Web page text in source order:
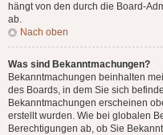
hängt von den durch die Board-
ab.
Nach oben
Was sind Bekanntmachungen?
Bekanntmachungen beinhalten
des Boards, in dem Sie sich
Bekanntmachungen erscheinen
erstellt wurden. Wie bei globalen
Berechtigungen ab, ob Sie